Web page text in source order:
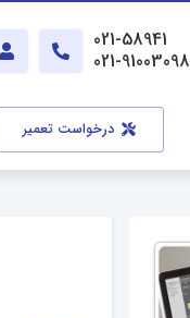
021-58941
021-91003098
درخواست تعمیر